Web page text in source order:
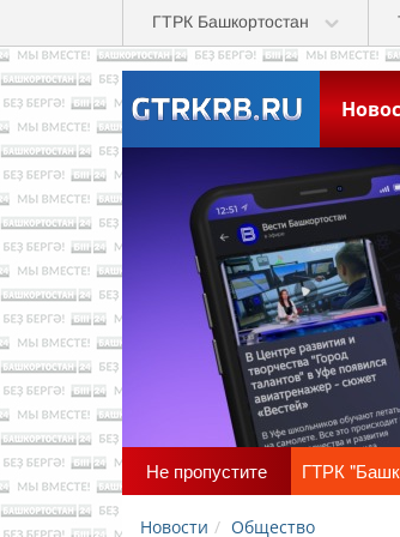
Skip to main contentГТРК Башкортостан
Не пропустите ГТРК
Новости Общество